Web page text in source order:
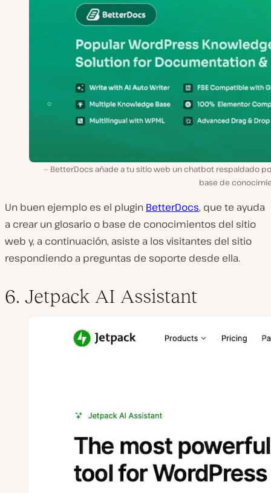
BetterDocs añade a tu sitio web un chatbot respaldado
base de
Un buen ejemplo es el plugin BetterDocs, que te ayuda
a crear un glosario o base de conocimientos del sitio
web y, a continuación, asiste a los visitantes del sitio
respondiendo a preguntas de soporte desde ella.
6. Jetpack AI Assistant